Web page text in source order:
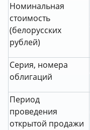
Номинальная
стоимость
(белорусских
рублей)
Серия, номера
облигаций
Период
проведения
открытой продажи